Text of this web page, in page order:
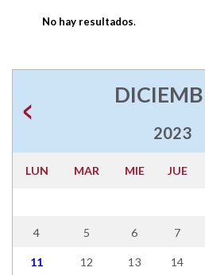
No hay resultados.
2023
LUN MAR MIE JUE
4 5 6 7
11 12 13 14